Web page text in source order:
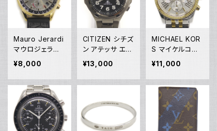
Mauro Jerardi
マウロジェラル
ディ ソーラー ク
ロノグラフ 腕時
計 MJ063-5 グ
レー文字盤 Y05
271
¥8,000
CITIZEN シチズ
ン アテッサ エコ
ドライブ ソーラ
ー 電波時計 H4
10-T003967
¥13,000
MICHAEL KOR
S マイケルコー
ス クォーツ クロ
ノグラフ 腕時計
銀文字盤 MK59
55 Y05269
¥11,000